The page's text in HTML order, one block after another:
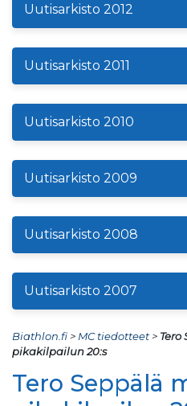
Uutisarkisto 2012
Uutisarkisto 2011
Uutisarkisto 2010
Uutisarkisto 2009
Uutisarkisto 2008
Uutisarkisto 2007
Biathlon.fi> MC tiedotteet> Tero
pikakilpailun 20:s
Tero Seppälä